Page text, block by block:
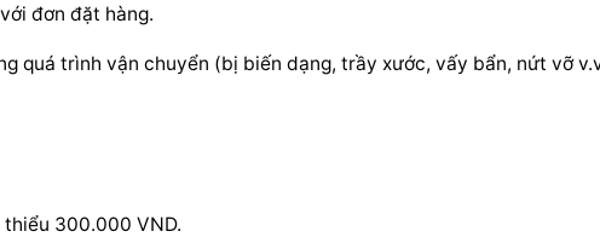
đơn đặt hàng.
quá trình vận chuyển (bị biến dạng, trầy xước, vấy bẩn, nứt vỡ
300.000 VND.